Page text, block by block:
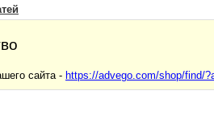
сайта - https://advego.com/shop/find/